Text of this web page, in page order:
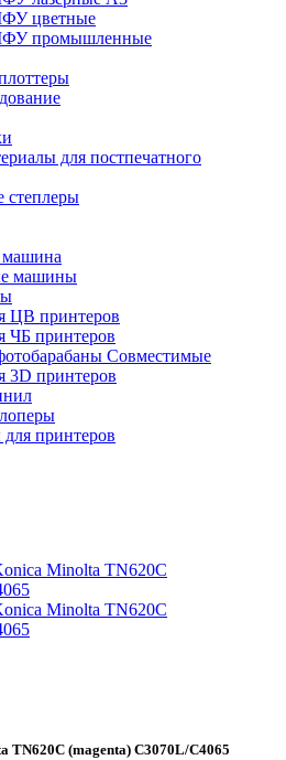
цветные
промышленные
для постпечатного
степлеры
машина
машины
ЦВ принтеров
ЧБ принтеров
Совместимые
3D принтеров
принтеров
TN620C (magenta) C3070L/C4065